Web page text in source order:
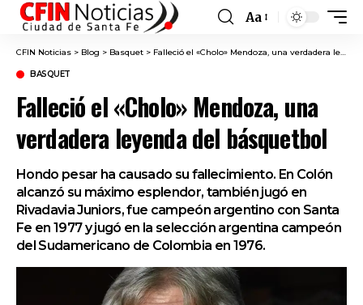
Font
Resizer
Aa
CFIN Noticias > Blog > Basquet > Falleció el «Cholo» Mendoza, una verdadera leyenda del básquetbol
BASQUET
Falleció el «Cholo» Mendoza, una
verdadera leyenda del básquetbol
Hondo pesar ha causado su fallecimiento. En Colón
alcanzó su máximo esplendor, también jugó en
Rivadavia Juniors, fue campeón argentino con Santa
Fe en 1977 y jugó en la selección argentina campeón
del Sudamericano de Colombia en 1976.